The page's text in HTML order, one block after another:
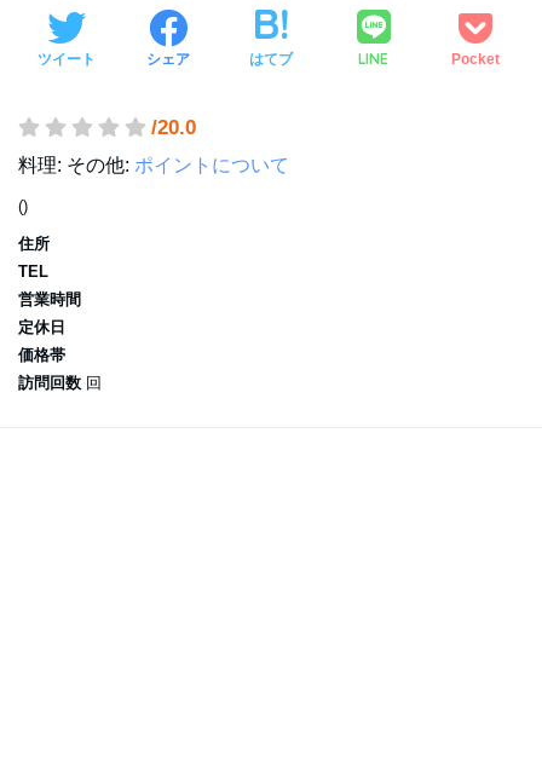
ツイート シェア はてブ LINE Pocket
/20.0
料理: その他: ポイントについて
()
住所
TEL
営業時間
定休日
価格帯
訪問回数 回